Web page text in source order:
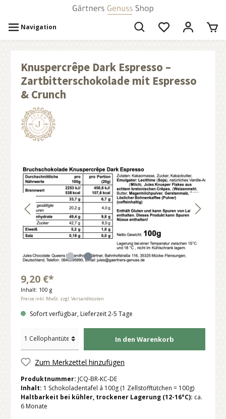
Navigation
Knuspercrêpe Dark Espresso –
Zartbitterschokolade mit Espresso
& Crunch
9,20 €*
Inhalt: 100 g
Preise inkl. MwSt. zzgl. Versandkosten
Sofort verfügbar, Lieferzeit 2-5 Tage
In den Warenkorb
Zum Merkzettel hinzufügen
Produktnummer: JCQ-BR-KC-DE
Inhalt: 1 Schokoladentafel á 100g (1 Zellstofftütchen = 100g)
Haltbarkeit bei kühler, trockener Lagerung (12-16°C): ca.
6 Monate